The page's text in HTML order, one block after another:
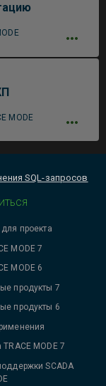
MODE
SQL-запросов
проекта
MODE 7
MODE 6
продукты 7
продукты 6
MODE 7
SCADA